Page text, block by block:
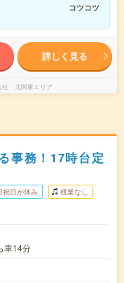
コツコツ
詳しく見る
社 北関東エリア
事務！17時台定
祝日が休み 残業なし
車14分